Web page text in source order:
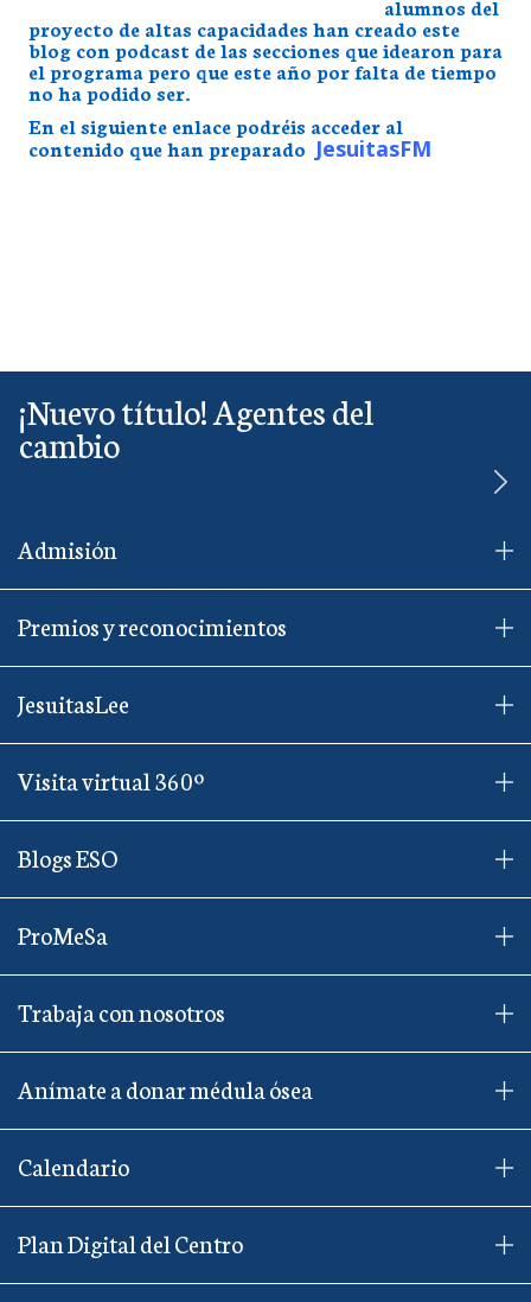
alumnos del
proyecto de altas capacidades han creado este
blog con podcast de las secciones que idearon para
el programa pero que este año por falta de tiempo
no ha podido ser.
En el siguiente enlace podréis acceder al
contenido que han preparado JesuitasFM
¡Nuevo título! Agentes del
cambio
Admisión
Premios y reconocimientos
JesuitasLee
Visita virtual 360º
Blogs ESO
ProMeSa
Trabaja con nosotros
Anímate a donar médula ósea
Calendario
Plan Digital del Centro